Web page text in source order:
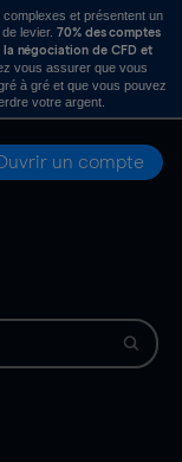
et présentent un
levier. 70% des comptes
la négociation de CFD et
vous assurer que vous
à gré et que vous pouvez
votre argent.
un compte